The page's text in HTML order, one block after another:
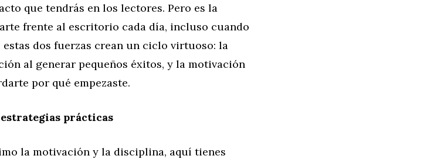
que tendrás en los lectores. Pero es la
frente al escritorio cada día, incluso cuando
dos fuerzas crean un ciclo virtuoso: la
al generar pequeños éxitos, y la motivación
por qué empezaste.
prácticas
la motivación y la disciplina, aquí tienes